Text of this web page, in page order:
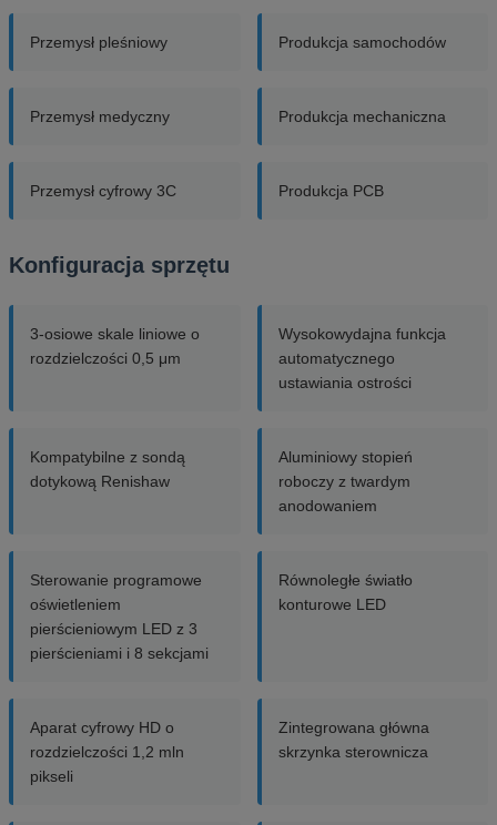
Przemysł pleśniowy Produkcja samochodów
Przemysł medyczny Produkcja mechaniczna
Przemysł cyfrowy 3C Produkcja PCB
Konfiguracja sprzętu
3-osiowe skale liniowe o
rozdzielczości 0,5 μm
Wysokowydajna funkcja
automatycznego
ustawiania ostrości
Kompatybilne z sondą
dotykową Renishaw
Aluminiowy stopień
roboczy z twardym
anodowaniem
Sterowanie programowe
oświetleniem
pierścieniowym LED z 3
pierścieniami i 8 sekcjami
Równoległe światło
konturowe LED
Aparat cyfrowy HD o
rozdzielczości 1,2 mln
pikseli
Zintegrowana główna
skrzynka sterownicza